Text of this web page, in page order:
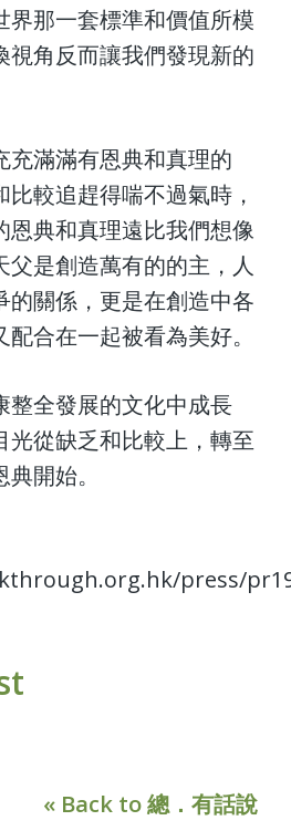
界那一套標準和價值所模
視角反而讓我們發現新的
充滿滿有恩典和真理的
較追趕得喘不過氣時，
恩典和真理遠比我們想像
父是創造萬有的的主，人
的關係，更是在創造中各
合在一起被看為美好。
整全發展的文化中成長
光從缺乏和比較上，轉至
開始。
press/
« Back to 總．有話說